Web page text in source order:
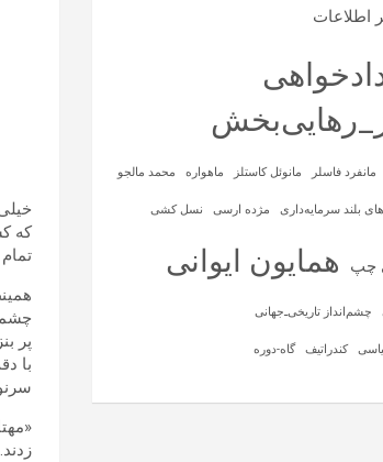
که
پر
با
اطلاعات
مانفرد فاسلر مانوئل کاستلز ماهواره‌ محمد مالجو
بلند سرمایه‌داری مژده ارسی نسل کشی
چپ همایون ایوانی
چشم‌انداز تاریخی‌ـ‌جهانی
کندراتیف گاه-دوره